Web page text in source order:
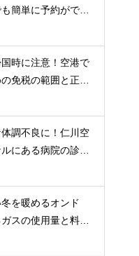
簡単に予約ができ
時に注意！空港で
免税の範囲と正し
調不良に！仁川空
にある病院の診療
を暖めるオンド
スの使用量と料金